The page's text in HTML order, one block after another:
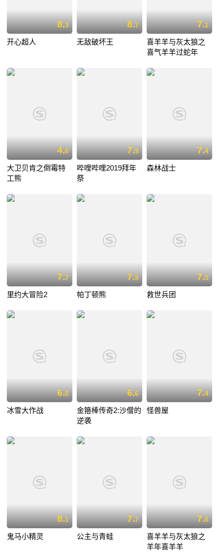
8.3
开心超人
8.7
无敌破坏王
7.1
喜羊羊与灰太狼之
喜气羊羊过蛇年
4.6
大卫贝肯之倒霉特
工熊
7.9
哔哩哔哩2019拜年
祭
7.4
森林战士
7.7
里约大冒险2
7.9
帕丁顿熊
7.5
救世兵团
6.0
冰雪大作战
6.6
金箍棒传奇2:沙僧的
逆袭
7.4
怪兽屋
8.1
鬼马小精灵
7.7
公主与青蛙
7.6
喜羊羊与灰太狼之
羊年喜羊羊